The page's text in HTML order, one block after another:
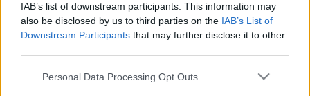
IAB’s list of downstream participants. This information may
also be disclosed by us to third parties on the IAB’s List of
Downstream Participants that may further disclose it to other
Please note that this website/app uses one or more Google
Personal Data Processing Opt Outs